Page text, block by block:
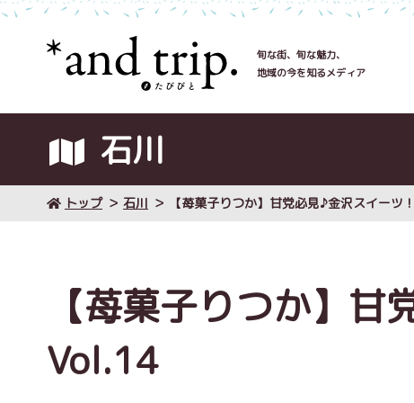
旬な街、旬な魅力、
地域の今を知るメディア
石川
トップ 石川 【苺菓子りつか】甘党必見♪金沢スイーツ
【苺菓子りつか】甘
Vol.14